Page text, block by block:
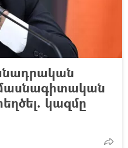
կազմը